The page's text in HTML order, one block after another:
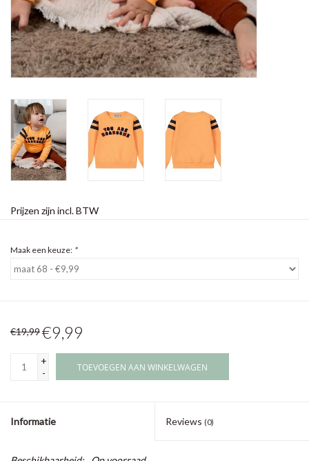
Prijzen zijn incl. BTW
Maak een keuze: *
€19,99€9,99
+
-
TOEVOEGEN AAN WINKELWAGEN
Informatie Reviews (0)